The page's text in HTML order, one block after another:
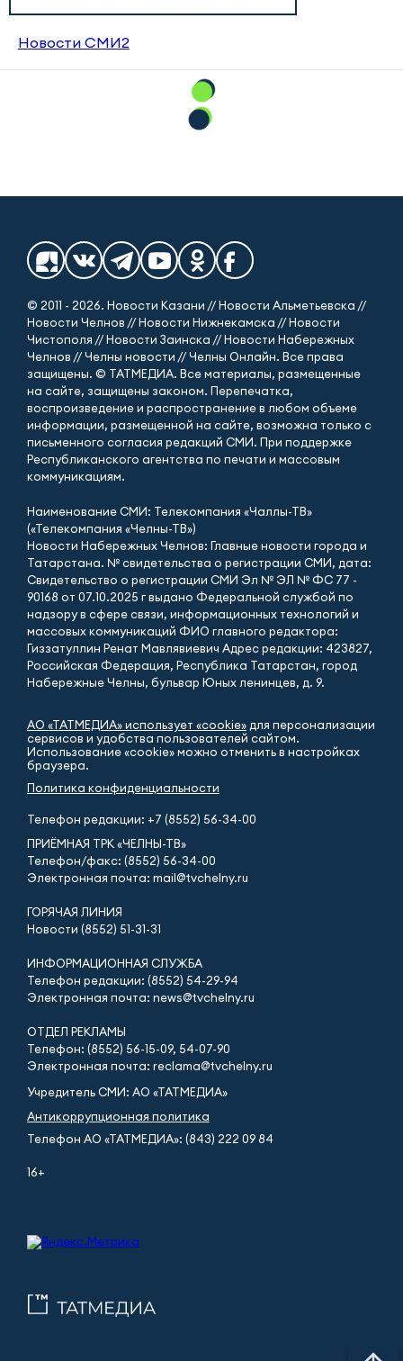
Новости СМИ2
© 2011 - 2026. Новости Казани // Новости Альметьевска //
Новости Челнов // Новости Нижнекамска // Новости
Чистополя // Новости Заинска // Новости Набережных
Челнов // Челны новости // Челны Онлайн. Все права
защищены. © ТАТМЕДИА. Все материалы, размещенные
на сайте, защищены законом. Перепечатка,
воспроизведение и распространение в любом объеме
информации, размещенной на сайте, возможна только с
письменного согласия редакций СМИ. При поддержке
Республиканского агентства по печати и массовым
коммуникациям.
Наименование СМИ: Телекомпания «Чаллы-ТВ»
(«Телекомпания «Челны-ТВ»)
Новости Набережных Челнов: Главные новости города и
Татарстана. № свидетельства о регистрации СМИ, дата:
Свидетельство о регистрации СМИ Эл № ЭЛ № ФС 77 -
90168 от 07.10.2025 г выдано Федеральной службой по
надзору в сфере связи, информационных технологий и
массовых коммуникаций ФИО главного редактора:
Гиззатуллин Ренат Мавлявиевич Адрес редакции: 423827,
Российская Федерация, Республика Татарстан, город
Набережные Челны, бульвар Юных ленинцев, д. 9.
АО «ТАТМЕДИА» использует «cookie»для персонализации
сервисов и удобства пользователей сайтом.
Использование «cookie» можно отменить в настройках
браузера.
Политика конфиденциальности
Телефон редакции: +7 (8552) 56-34-00
ПРИЁМНАЯ ТРК «ЧЕЛНЫ-ТВ»
Телефон/факс: (8552) 56-34-00
Электронная почта: mail@tvchelny.ru
ГОРЯЧАЯ ЛИНИЯ
Новости (8552) 51-31-31
ИНФОРМАЦИОННАЯ СЛУЖБА
Телефон редакции: (8552) 54-29-94
Электронная почта: news@tvchelny.ru
ОТДЕЛ РЕКЛАМЫ
Телефон: (8552) 56-15-09, 54-07-90
Электронная почта: reclama@tvchelny.ru
Учредитель СМИ: АО «ТАТМЕДИА»
Антикоррупционная политика
Телефон АО «ТАТМЕДИА»: (843) 222 09 84
16+